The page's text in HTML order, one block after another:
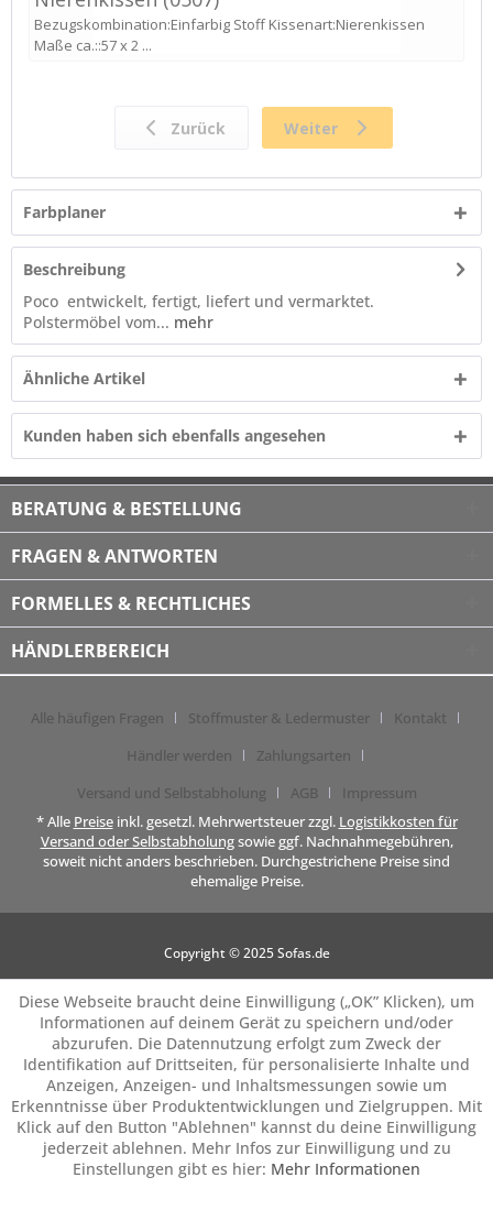
Farbplaner
Beschreibung
Poco entwickelt, fertigt, liefert und vermarktet.
Polstermöbel vom... mehr
Ähnliche Artikel
Kunden haben sich ebenfalls angesehen
BERATUNG & BESTELLUNG
FRAGEN & ANTWORTEN
FORMELLES & RECHTLICHES
HÄNDLERBEREICH
Alle häufigen Fragen Stoffmuster & Ledermuster
Kontakt
Händler werden
Zahlungsarten
Versand und Selbstabholung
AGB
Impressum
* Alle Preiseinkl. gesetzl. Mehrwertsteuer zzgl. Logistikkosten für
Versand oder Selbstabholungsowie ggf. Nachnahmegebühren,
soweit nicht anders beschrieben. Durchgestrichene Preise sind
ehemalige Preise.
Copyright © 2025 Sofas.de
Diese Webseite braucht deine Einwilligung („OK” Klicken), um
Informationen auf deinem Gerät zu speichern und/oder
abzurufen. Die Datennutzung erfolgt zum Zweck der
Identifikation auf Drittseiten, für personalisierte Inhalte und
Anzeigen, Anzeigen- und Inhaltsmessungen sowie um
Erkenntnisse über Produktentwicklungen und Zielgruppen. Mit
Klick auf den Button "Ablehnen" kannst du deine Einwilligung
jederzeit ablehnen. Mehr Infos zur Einwilligung und zu
Einstellungen gibt es hier: Mehr Informationen